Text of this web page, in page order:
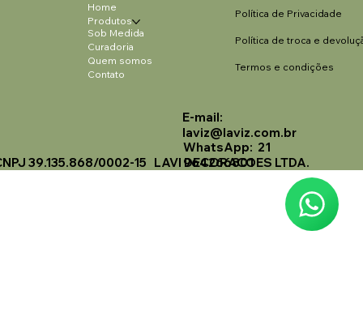
Home
Produtos
Sob Medida
Curadoria
Quem somos
Contato
Política de Privacidade
Política de troca e
Termos e condições
E-mail:
laviz@laviz.com.br
WhatsApp: 21
964266801
39.135.868/0002-15 LAVI DECORACOES LTDA.
🗓️ Opening Hours: Mon-Fri 9:00 - 16:00
Laviz Home Decor